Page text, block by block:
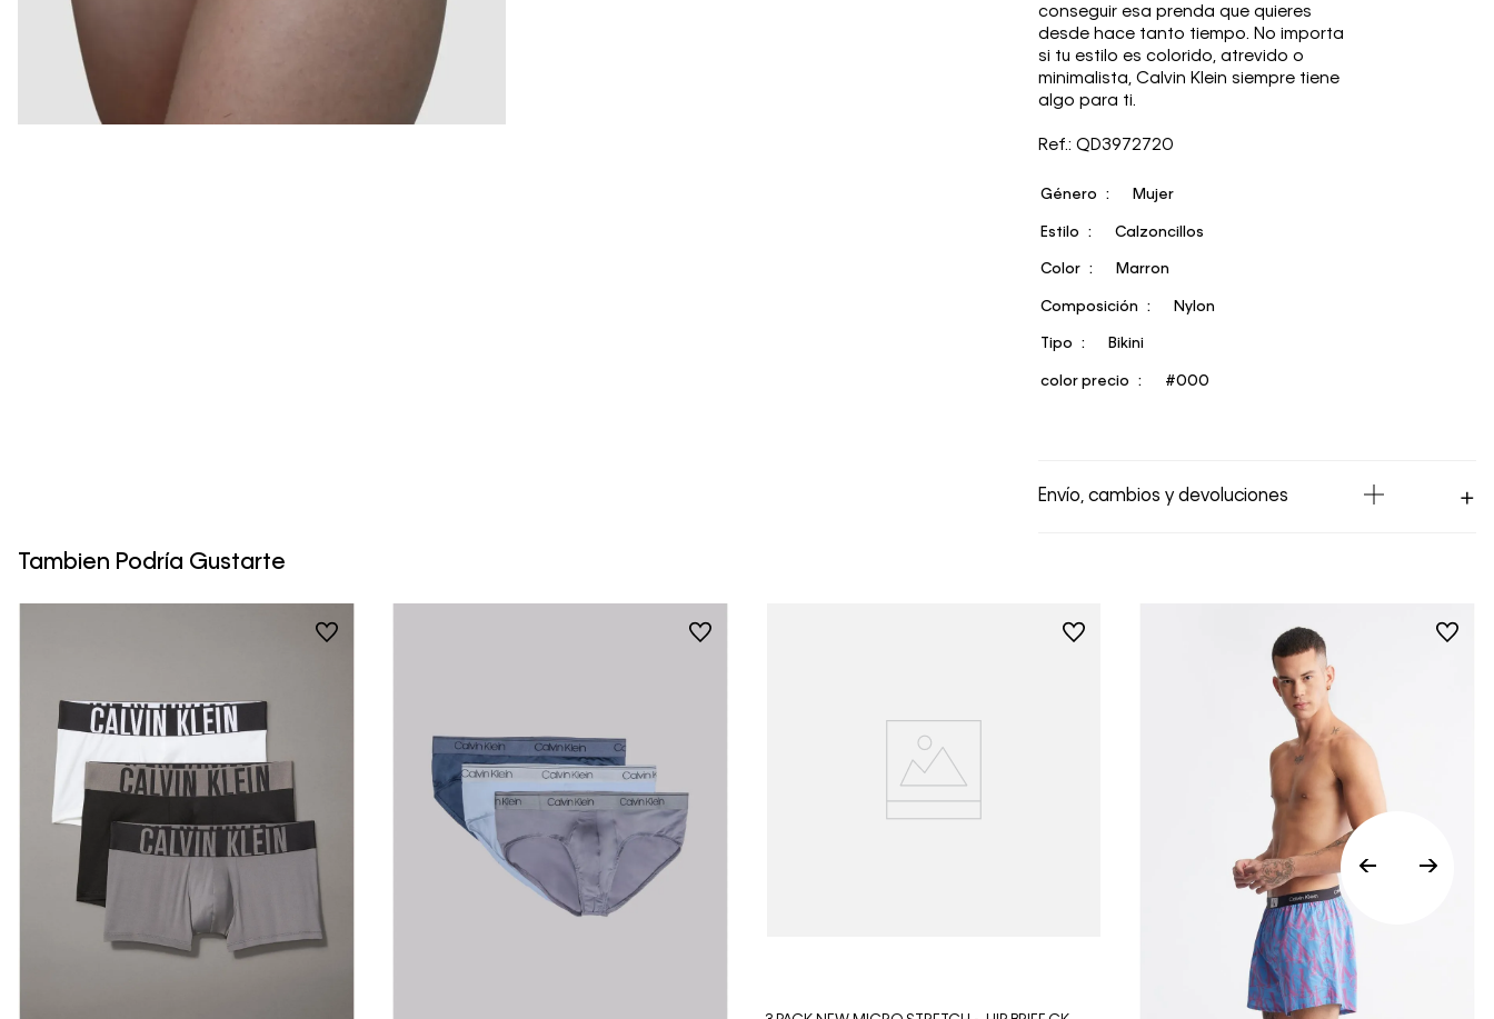
conseguir esa prenda que quieres
desde hace tanto tiempo. No importa
si tu estilo es colorido, atrevido o
minimalista, Calvin Klein siempre tiene
algo para ti.
Ref.: QD3972720
Género Mujer
Estilo Calzoncillos
Color Marron
Composición Nylon
Tipo Bikini
color precio #000
Envío, cambios y devoluciones
provincia. Envíos gratis en Lima Metropolitana
por compras superiores a S/ 399. Si tu pedido
lo realizaste un fin de semana o día festivo,
se procesará desde el día hábil siguiente. Por
higiene y para garantizar el bienestar de
nuestros clientes, no aceptamos
devoluciones en ropa interior y trajes de
Tambien Podría Gustarte
Vista Rápida